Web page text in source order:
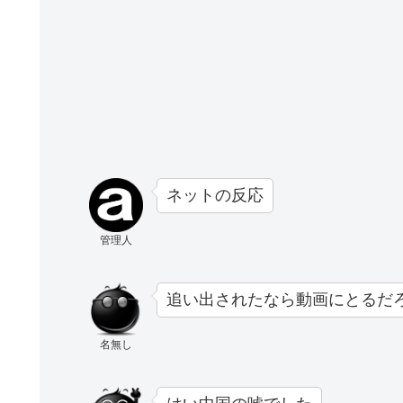
管理人
ネットの反応
名無し
追い出されたなら動画にとるだ